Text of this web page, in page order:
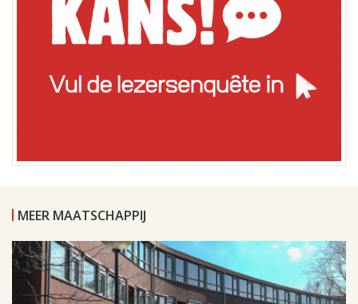
MEER MAATSCHAPPIJ